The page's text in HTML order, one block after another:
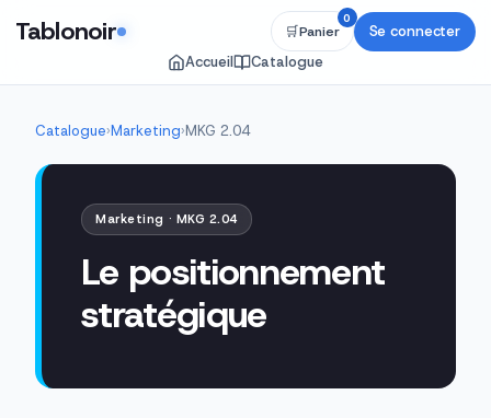
Tablonoir
Accueil Catalogue
🛒Panier
0
Se connecter
Catalogue›Marketing›MKG 2.04
Marketing · MKG 2.04
Le positionnement
stratégique